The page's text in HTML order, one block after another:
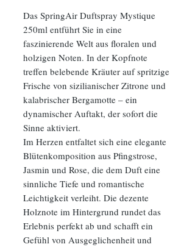
Das SpringAir Duftspray Mystique
250ml entführt Sie in eine
faszinierende Welt aus floralen und
holzigen Noten. In der Kopfnote
treffen belebende Kräuter auf spritzige
Frische von sizilianischer Zitrone und
kalabrischer Bergamotte – ein
dynamischer Auftakt, der sofort die
Sinne aktiviert.
Im Herzen entfaltet sich eine elegante
Blütenkomposition aus Pfingstrose,
Jasmin und Rose, die dem Duft eine
sinnliche Tiefe und romantische
Leichtigkeit verleiht. Die dezente
Holznote im Hintergrund rundet das
Erlebnis perfekt ab und schafft ein
Gefühl von Ausgeglichenheit und